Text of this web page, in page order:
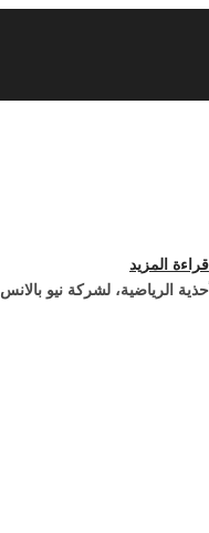
قراءة المزيد
الرياضية، لشركة نيو بالانس